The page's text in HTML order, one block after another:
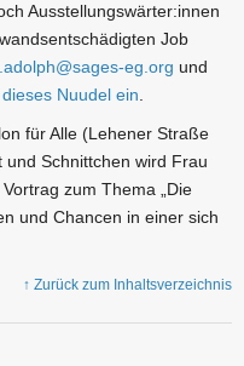
Ausstellungswärter:innen
Job
eg.org und
Nuudel ein
für Alle (Lehener Straße
Schnittchen wird Frau
zum Thema „Die
und Chancen in einer sich
↑ Zurück zum Inhaltsverzeichnis